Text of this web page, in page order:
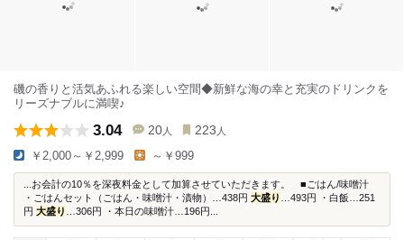
磯の香りと活気あふれる楽しい空間◆新鮮な海の幸と充実のドリンクを
リーズナブルに満喫♪
3.04 20 人 223 人
￥2,000～￥2,999 ～￥999
...お会計の10％を深夜料金として加算させていただきます。 ■ごはん/味噌汁
・ごはんセット（ごはん・味噌汁・漬物）…438円 大盛り
…493円 ・白飯…251
円 大盛り …306円 ・本日の味噌汁…196円...